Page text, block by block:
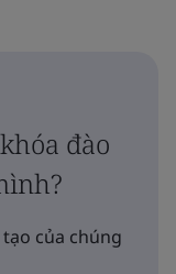
đào
của chúng